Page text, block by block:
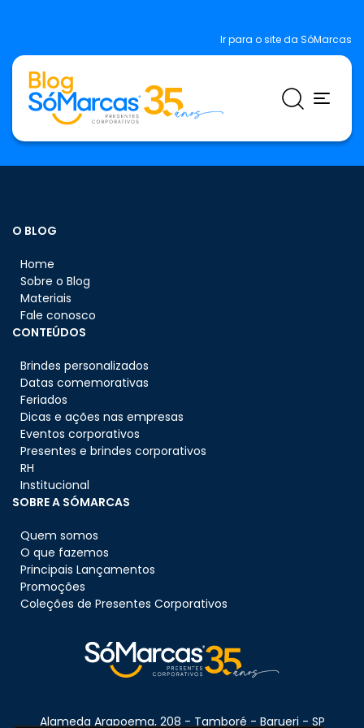
Ir para o site da SóMarcas
O BLOG
Home
Sobre o Blog
Materiais
Fale conosco
CONTEÚDOS
Brindes personalizados
Datas comemorativas
Feriados
Dicas e ações nas empresas
Eventos corporativos
Presentes e brindes corporativos
RH
Institucional
SOBRE A SÓMARCAS
Quem somos
O que fazemos
Principais Lançamentos
Promoções
Coleções de Presentes Corporativos
Alameda Arapoema, 208 - Tamboré - Barueri - SP